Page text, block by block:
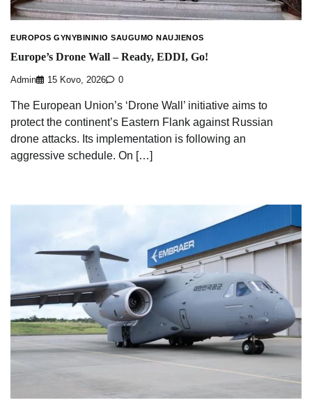
EUROPOS GYNYBININIO SAUGUMO NAUJIENOS
Europe’s Drone Wall – Ready, EDDI, Go!
Admin 15 Kovo, 2026 0
The European Union’s ‘Drone Wall’ initiative aims to
protect the continent’s Eastern Flank against Russian
drone attacks. Its implementation is following an
aggressive schedule. On […]